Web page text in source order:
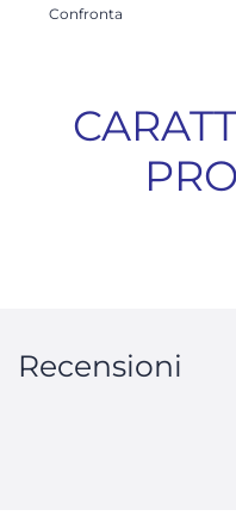
Confronta
Recensioni